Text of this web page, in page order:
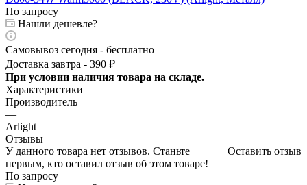
По запросу
Нашли дешевле?
Самовывоз сегодня - бесплатно
Доставка завтра - 390 ₽
При условии наличия товара на складе.
Характеристики
Производитель
—
Arlight
Отзывы
Оставить отзыв
У данного товара нет отзывов. Станьте
первым, кто оставил отзыв об этом товаре!
По запросу